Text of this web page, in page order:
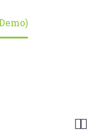
